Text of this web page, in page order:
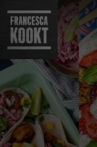
naar
inhoud